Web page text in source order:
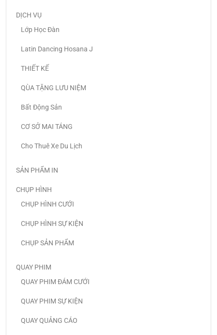
DỊCH VỤ
Lớp Học Đàn
Latin Dancing Hosana J
THIẾT KẾ
QÙA TẶNG LƯU NIỆM
Bất Động Sản
CƠ SỞ MAI TÁNG
Cho Thuê Xe Du Lịch
SẢN PHẨM IN
CHỤP HÌNH
CHỤP HÌNH CƯỚI
CHỤP HÌNH SỰ KIỆN
CHỤP SẢN PHẨM
QUAY PHIM
QUAY PHIM ĐÁM CƯỚI
QUAY PHIM SỰ KIỆN
QUAY QUẢNG CÁO